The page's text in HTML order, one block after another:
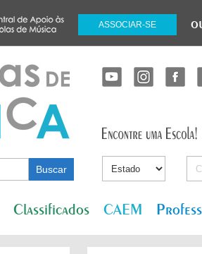
ASSOCIAR-SE
Classificados CAEM